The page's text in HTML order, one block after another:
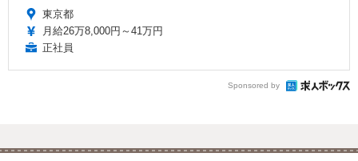
東京都
月給26万8,000円～41万円
正社員
Sponsored by